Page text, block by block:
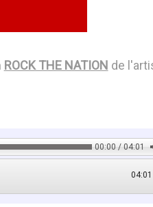
ROCK THE NATION de
00:00 / 04:01
04:01